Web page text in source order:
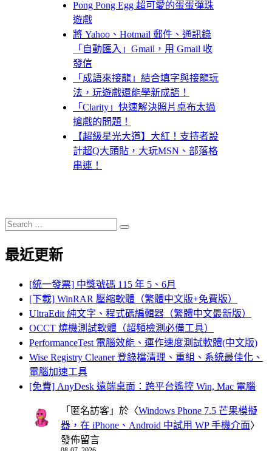
Pong Pong Egg 超可愛的蛋蛋彈珠
遊戲
將 Yahoo、Hotmail 郵件、通訊錄
「自動匯入」Gmail，用 Gmail 收
發信
「成語來接龍」結合填字與接龍玩
法，玩遊戲還能學新成語！
「Clarity」快速解決照片桌布太過
搶戲的問題！
【超級星光大道】大紅！支持者設
計超Q大頭貼，大玩MSN、部落格
串連！
Search
for:
Search
最近更新
[統一發票] 中獎號碼 115 年 5、6月
[下載] WinRAR 壓縮軟體（繁體中文版+免費版）
UltraEdit 純文字、程式碼編輯器（繁體中文最新版）
OCCT 燒機測試軟體（超頻檢測必備工具）
PerformanceTest 電腦效能、運作速度測試軟體(中文版)
Wise Registry Cleaner 登錄檔清理、重組、系統最佳化、
電腦加速工具
[免費] AnyDesk 遠端桌面：跨平台遙控 Win, Mac 電腦
「 匿名訪客 」於〈Windows Phone 7.5 芒果模擬
器，在 iPhone、Android 中試用 WP 手機介面〉
發佈留言